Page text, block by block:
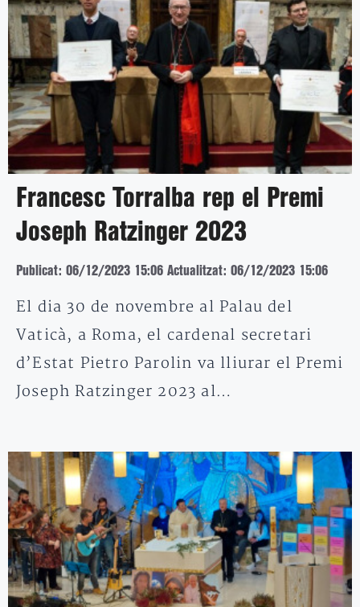
Francesc Torralba rep el Premi
Joseph Ratzinger 2023
Publicat: 06/12/2023 15:06 Actualitzat: 06/12/2023 15:06
El dia 30 de novembre al Palau del
Vaticà, a Roma, el cardenal secretari
d’Estat Pietro Parolin va lliurar el Premi
Joseph Ratzinger 2023 al…